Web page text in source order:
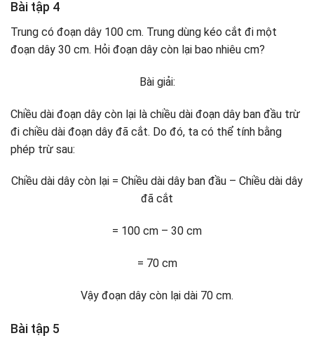
Bài tập 4
Trung có đoạn dây 100 cm. Trung dùng kéo cắt đi một
đoạn dây 30 cm. Hỏi đoạn dây còn lại bao nhiêu cm?
Bài giải:
Chiều dài đoạn dây còn lại là chiều dài đoạn dây ban đầu trừ
đi chiều dài đoạn dây đã cắt. Do đó, ta có thể tính bằng
phép trừ sau:
Chiều dài dây còn lại = Chiều dài dây ban đầu – Chiều dài dây
đã cắt
= 100 cm – 30 cm
= 70 cm
Vậy đoạn dây còn lại dài 70 cm.
Bài tập 5